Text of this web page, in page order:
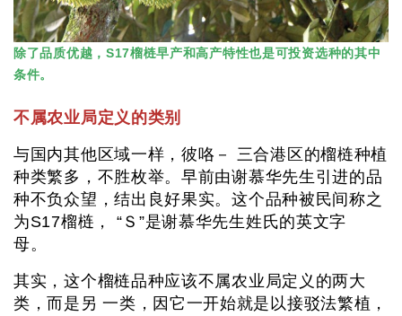
除了品质优越，S17榴梿早产和高产特性也是可投资选种的其中
条件。
不属农业局定义的类别
与国内其他区域一样，彼咯－ 三合港区的榴梿种植
种类繁多，不胜枚举。早前由谢慕华先生引进的品
种不负众望，结出良好果实。这个品种被民间称之
为S17榴梿， “Ｓ”是谢慕华先生姓氏的英文字
母。
其实，这个榴梿品种应该不属农业局定义的两大
类，而是另 一类，因它一开始就是以接驳法繁植，